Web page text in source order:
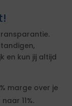
en kun jij altijd
marge over je
11%.